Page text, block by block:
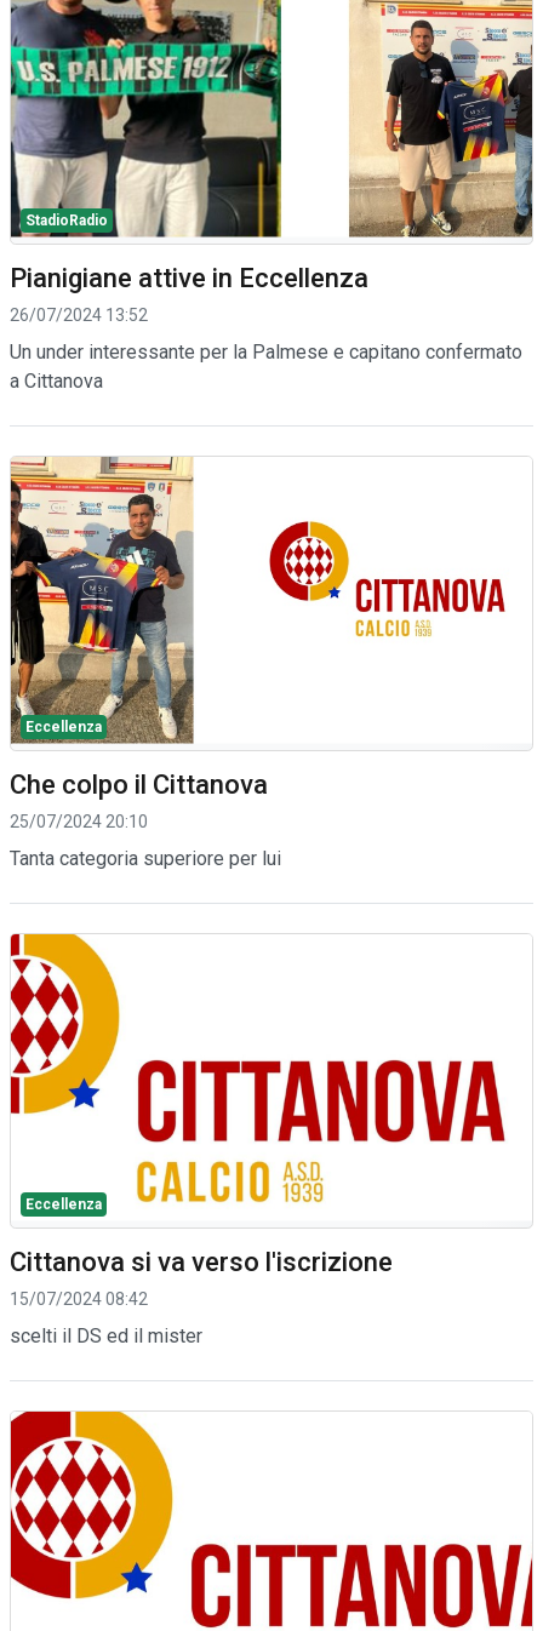
StadioRadio
Pianigiane attive in Eccellenza
26/07/2024 13:52
Un under interessante per la Palmese e capitano confermato
a Cittanova
Eccellenza
Che colpo il Cittanova
25/07/2024 20:10
Tanta categoria superiore per lui
Eccellenza
Cittanova si va verso l'iscrizione
15/07/2024 08:42
scelti il DS ed il mister